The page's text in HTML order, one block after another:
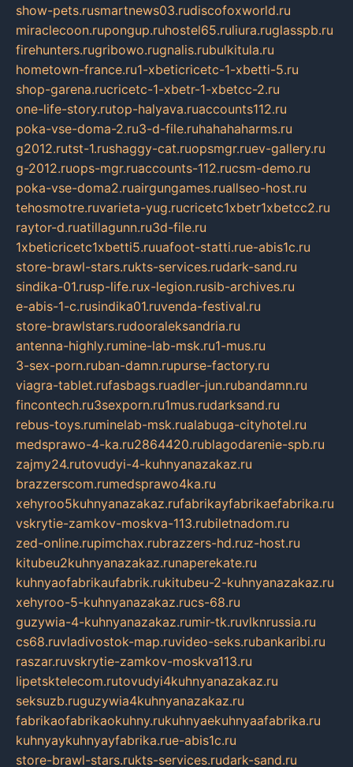
show-pets.rusmartnews03.rudiscofoxworld.ru
miraclecoon.rupongup.ruhostel65.ruliura.ruglasspb.ru
firehunters.rugribowo.rugnalis.rubulkitula.ru
hometown-france.ru1-xbeticricetc-1-xbetti-5.ru
shop-garena.rucricetc-1-xbetr-1-xbetcc-2.ru
one-life-story.rutop-halyava.ruaccounts112.ru
poka-vse-doma-2.ru3-d-file.ruhahahaharms.ru
g2012.rutst-1.rushaggy-cat.ruopsmgr.ruev-gallery.ru
g-2012.ruops-mgr.ruaccounts-112.rucsm-demo.ru
poka-vse-doma2.ruairgungames.ruallseo-host.ru
tehosmotre.ruvarieta-yug.rucricetc1xbetr1xbetcc2.ru
raytor-d.ruatillagunn.ru3d-file.ru
1xbeticricetc1xbetti5.ruuafoot-statti.rue-abis1c.ru
store-brawl-stars.rukts-services.rudark-sand.ru
sindika-01.rusp-life.rux-legion.rusib-archives.ru
e-abis-1-c.rusindika01.ruvenda-festival.ru
store-brawlstars.rudooraleksandria.ru
antenna-highly.rumine-lab-msk.ru1-mus.ru
3-sex-porn.ruban-damn.rupurse-factory.ru
viagra-tablet.rufasbags.ruadler-jun.rubandamn.ru
fincontech.ru3sexporn.ru1mus.rudarksand.ru
rebus-toys.ruminelab-msk.rualabuga-cityhotel.ru
medsprawo-4-ka.ru2864420.rublagodarenie-spb.ru
zajmy24.rutovudyi-4-kuhnyanazakaz.ru
brazzerscom.rumedsprawo4ka.ru
xehyroo5kuhnyanazakaz.rufabrikayfabrikaefabrika.ru
vskrytie-zamkov-moskva-113.rubiletnadom.ru
zed-online.rupimchax.rubrazzers-hd.ruz-host.ru
kitubeu2kuhnyanazakaz.runaperekate.ru
kuhnyaofabrikaufabrik.rukitubeu-2-kuhnyanazakaz.ru
xehyroo-5-kuhnyanazakaz.rucs-68.ru
guzywia-4-kuhnyanazakaz.rumir-tk.ruvlknrussia.ru
cs68.ruvladivostok-map.ruvideo-seks.rubankaribi.ru
raszar.ruvskrytie-zamkov-moskva113.ru
lipetsktelecom.rutovudyi4kuhnyanazakaz.ru
seksuzb.ruguzywia4kuhnyanazakaz.ru
fabrikaofabrikaokuhny.rukuhnyaekuhnyaafabrika.ru
kuhnyaykuhnyayfabrika.rue-abis1c.ru
store-brawl-stars.rukts-services.rudark-sand.ru